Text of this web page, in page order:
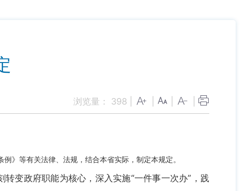
浏览量： 398
》等有关法律、法规，结合本省实际，制定本规定。
变政府职能为核心，深入实施“一件事一次办”，践